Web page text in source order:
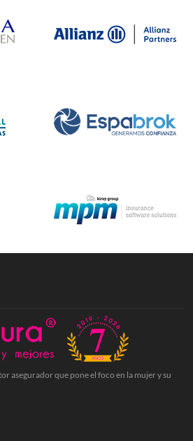
asegurador que pone el foco en la mujer y su